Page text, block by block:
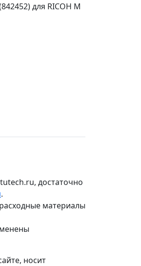
для RICOH M
достаточно
.
материалы
носит